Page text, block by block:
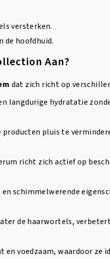
versterken.
de hoofdhuid.
Aan?
dat zich richt op
langdurige hydratatie
producten pluis te
richt zich actief op
schimmelwerende
de haarwortels,
en voedzaam, waardoor ze